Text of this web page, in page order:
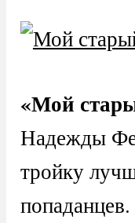
«Мой
Надежды
тройку